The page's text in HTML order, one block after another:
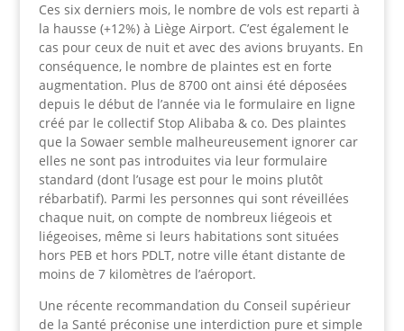
Ces six derniers mois, le nombre de vols est reparti à
la hausse (+12%) à Liège Airport. C’est également le
cas pour ceux de nuit et avec des avions bruyants. En
conséquence, le nombre de plaintes est en forte
augmentation. Plus de 8700 ont ainsi été déposées
depuis le début de l’année via le formulaire en ligne
créé par le collectif Stop Alibaba & co. Des plaintes
que la Sowaer semble malheureusement ignorer car
elles ne sont pas introduites via leur formulaire
standard (dont l’usage est pour le moins plutôt
rébarbatif). Parmi les personnes qui sont réveillées
chaque nuit, on compte de nombreux liégeois et
liégeoises, même si leurs habitations sont situées
hors PEB et hors PDLT, notre ville étant distante de
moins de 7 kilomètres de l’aéroport.
Une récente recommandation du Conseil supérieur
de la Santé préconise une interdiction pure et simple